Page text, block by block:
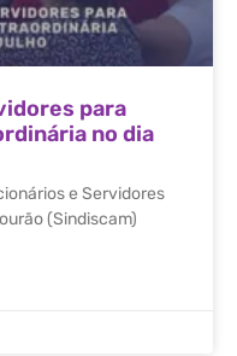
para
no dia
e Servidores
(Sindiscam)